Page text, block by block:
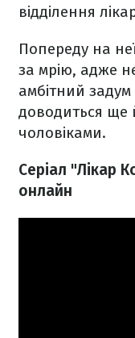
відділення
Попереду на
за мрію, адже
амбітний
доводиться ще
чоловіками.
Серіал "Лікар
онлайн